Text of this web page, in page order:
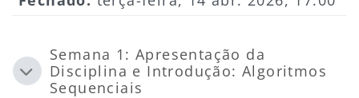
Contrair
Semana 1: Apresentação da
Disciplina e Introdução: Algoritmos
Sequenciais